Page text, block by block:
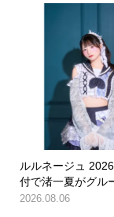
ルルネージュ
付で渚一夏がグル
2026.08.06